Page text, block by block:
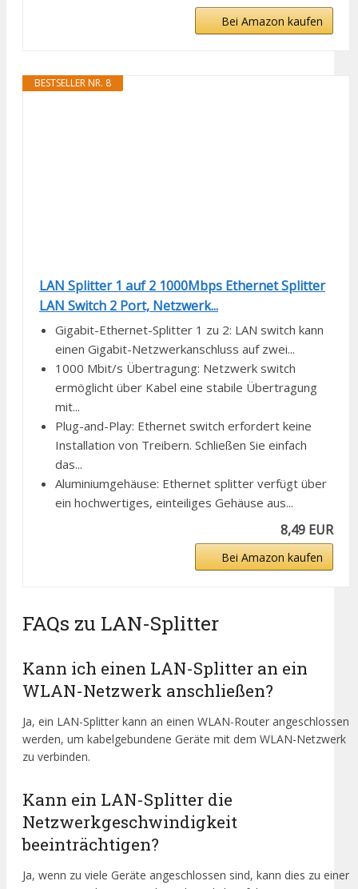
Bei Amazon kaufen
BESTSELLER NR. 8
LAN Splitter 1 auf 2 1000Mbps Ethernet Splitter
LAN Switch 2 Port, Netzwerk...
Gigabit-Ethernet-Splitter 1 zu 2: LAN switch kann
einen Gigabit-Netzwerkanschluss auf zwei...
1000 Mbit/s Übertragung: Netzwerk switch
ermöglicht über Kabel eine stabile Übertragung
mit...
Plug-and-Play: Ethernet switch erfordert keine
Installation von Treibern. Schließen Sie einfach
das...
Aluminiumgehäuse: Ethernet splitter verfügt über
ein hochwertiges, einteiliges Gehäuse aus...
8,49 EUR
Bei Amazon kaufen
FAQs zu LAN-Splitter
Kann ich einen LAN-Splitter an ein
WLAN-Netzwerk anschließen?
Ja, ein LAN-Splitter kann an einen WLAN-Router angeschlossen
werden, um kabelgebundene Geräte mit dem WLAN-Netzwerk
zu verbinden.
Kann ein LAN-Splitter die
Netzwerkgeschwindigkeit
beeinträchtigen?
Ja, wenn zu viele Geräte angeschlossen sind, kann dies zu einer